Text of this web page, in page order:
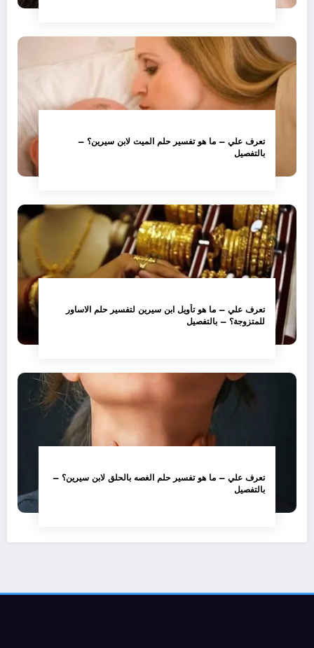
تعرف علي – ما هو تفسير حلم الميت لابن سيرين؟ –
بالتفصيل
تعرف علي – ما هو تأويل ابن سيرين لتفسير حلم الاساور
للمتزوجة؟ – بالتفصيل
تعرف علي – ما هو تفسير حلم الغصه بالحلق لابن سيرين؟ –
بالتفصيل